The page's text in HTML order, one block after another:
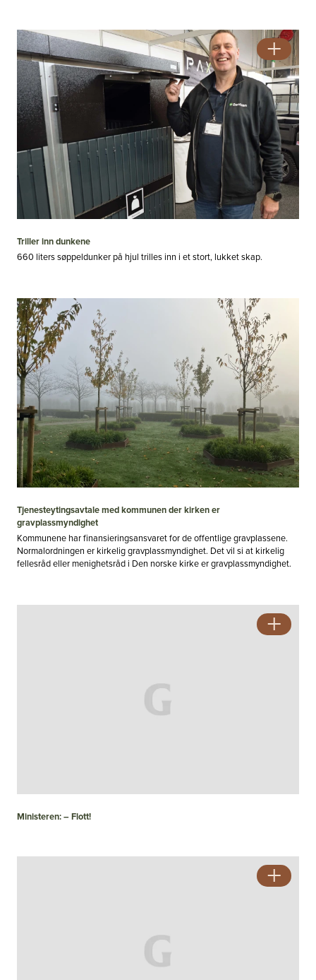
Triller inn dunkene
660 liters søppeldunker på hjul trilles inn i et stort, lukket skap.
Tjenesteytingsavtale med kommunen der kirken er
gravplassmyndighet
Kommunene har finansieringsansvaret for de offentlige gravplassene.
Normalordningen er kirkelig gravplassmyndighet. Det vil si at kirkelig
fellesråd eller menighetsråd i Den norske kirke er gravplassmyndighet.
Ministeren: – Flott!